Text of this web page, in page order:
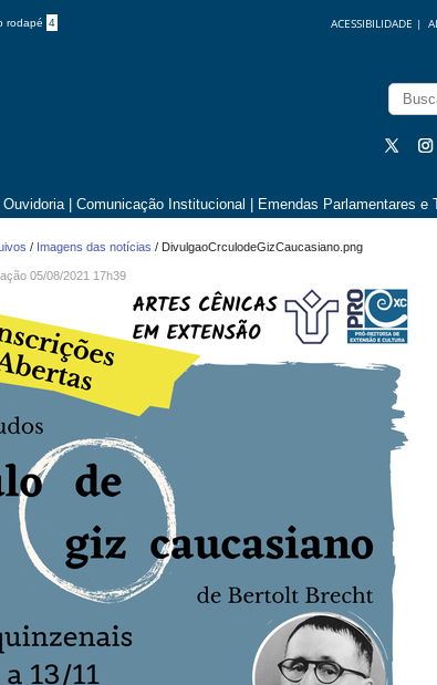
rodapé 4 ACESSIBILIDADE |
Ouvidoria Comunicação Institucional Emendas Parlamentares e
/ Imagens das notícias / DivulgaoCrculodeGizCaucasiano.png
05/08/2021 17h39